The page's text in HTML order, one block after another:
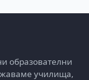
образователни
училища,